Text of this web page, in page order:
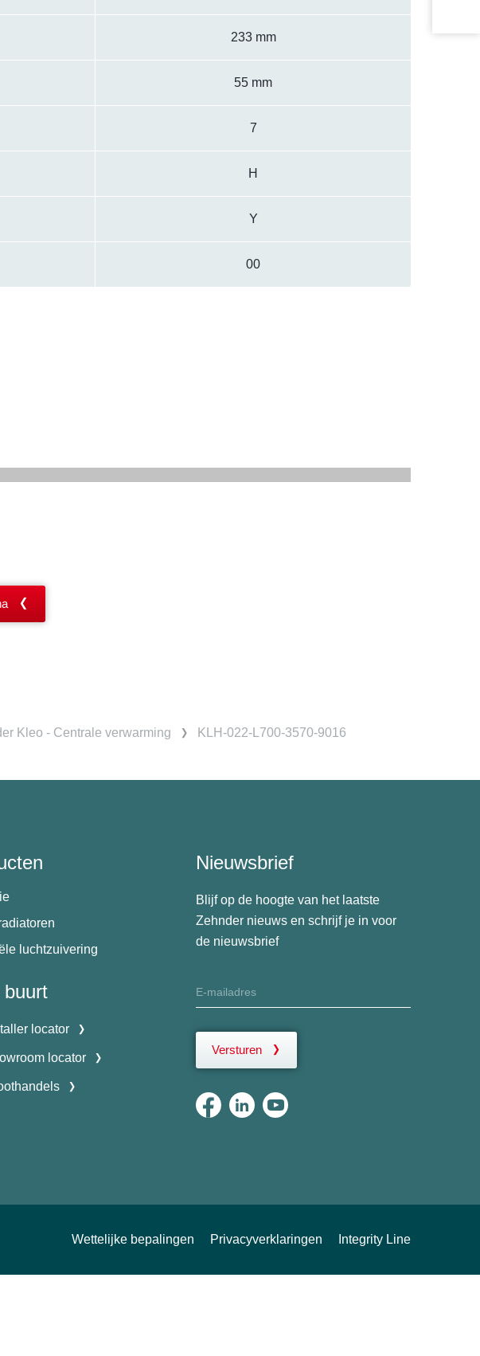
233 mm
55 mm
7
H
Y
00
Kleo - Centrale verwarming KLH-022-L700-3570-9016
luchtzuivering
buurt
locator
locator
Nieuwsbrief
Blijf op de hoogte van het laatste
Zehnder nieuws en schrijf je in voor
de nieuwsbrief
Versturen
Wettelijke bepalingen Privacyverklaringen Integrity Line